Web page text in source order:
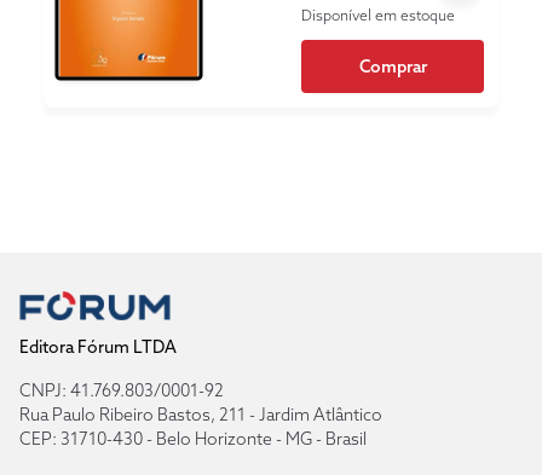
Disponível em estoque
Comprar
Editora Fórum LTDA
CNPJ: 41.769.803/0001-92
Rua Paulo Ribeiro Bastos, 211 - Jardim Atlântico
CEP: 31710-430 - Belo Horizonte - MG - Brasil